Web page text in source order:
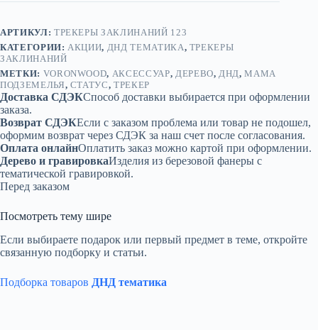
АРТИКУЛ: ТРЕКЕРЫ ЗАКЛИНАНИЙ 123
КАТЕГОРИИ: АКЦИИ, ДНД ТЕМАТИКА, ТРЕКЕРЫ
ЗАКЛИНАНИЙ
МЕТКИ: VORONWOOD, АКСЕССУАР, ДЕРЕВО, ДНД,МАМА
ПОДЗЕМЕЛЬЯ, СТАТУС,ТРЕКЕР
Доставка СДЭКСпособ доставки выбирается при оформлении
заказа.
Возврат СДЭКЕсли с заказом проблема или товар не подошел,
оформим возврат через СДЭК за наш счет после согласования.
Оплата онлайнОплатить заказ можно картой при оформлении.
Дерево и гравировкаИзделия из березовой фанеры с
тематической гравировкой.
Перед заказом
Посмотреть тему шире
Если выбираете подарок или первый предмет в теме, откройте
связанную подборку и статьи.
Подборка товаров ДНД тематика